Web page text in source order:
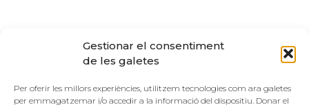
Gestionar el consentiment
de les galetes
Per oferir les millors experiències, utilitzem tecnologies com ara galetes
per emmagatzemar i/o accedir a la informació del dispositiu. Donar el